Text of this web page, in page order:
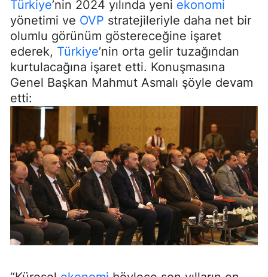
Türkiye’nin 2024 yılında yeni ekonomi
yönetimi ve OVP stratejileriyle daha net bir
olumlu görünüm göstereceğine işaret
ederek, Türkiye’nin orta gelir tuzağından
kurtulacağına işaret etti. Konuşmasına
Genel Başkan Mahmut Asmalı şöyle devam
etti: